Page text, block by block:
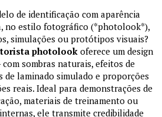
de identificação com aparência
no estilo fotográfico (*photolook*),
simulações ou protótipos visuais?
photolookoferece um design
sombras naturais, efeitos de
de laminado simulado e proporções
reais. Ideal para demonstrações de
materiais de treinamento ou
ele transmite credibilidade